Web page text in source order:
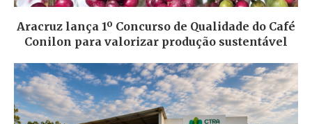
Aracruz lança 1º Concurso de Qualidade do Café
Conilon para valorizar produção sustentável